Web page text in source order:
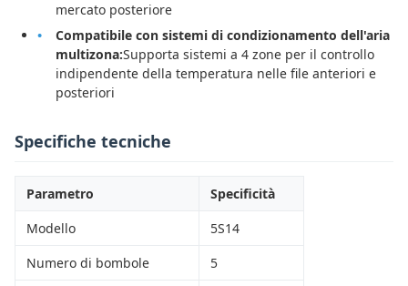
mercato posteriore
Compatibile con sistemi di condizionamento dell'aria
multizona:Supporta sistemi a 4 zone per il controllo
indipendente della temperatura nelle file anteriori e
posteriori
Specifiche tecniche
Parametro
Specificità
Modello
5S14
Numero di bombole
5